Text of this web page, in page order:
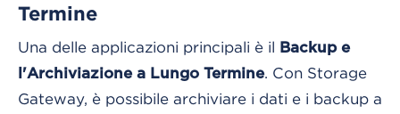
Termine
Una delle applicazioni principali è il Backup e
l'Archiviazione a Lungo Termine. Con Storage
Gateway, è possibile archiviare i dati e i backup a